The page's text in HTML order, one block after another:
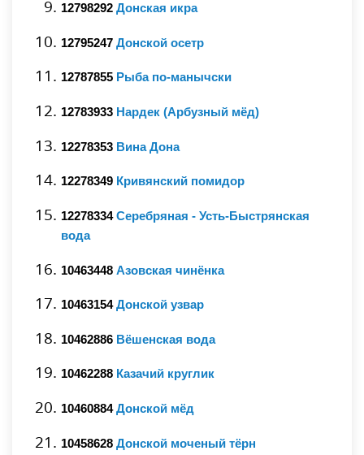
12798292 Донская икра
12795247 Донской осетр
12787855 Рыба по-манычски
12783933 Нардек (Арбузный мёд)
12278353 Вина Дона
12278349 Кривянский помидор
12278334Серебряная - Усть-Быстрянская
вода
10463448 Азовская чинёнка
10463154Донской узвар
10462886 Вёшенская вода
10462288 Казачий круглик
10460884Донской мёд
10458628 Донской моченый тёрн